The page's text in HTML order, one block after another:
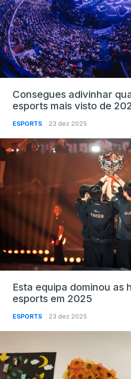
Consegues adivinhar
esports mais visto de
ESPORTS 23 dez 2025
Esta equipa dominou as
esports em 2025
ESPORTS 23 dez 2025